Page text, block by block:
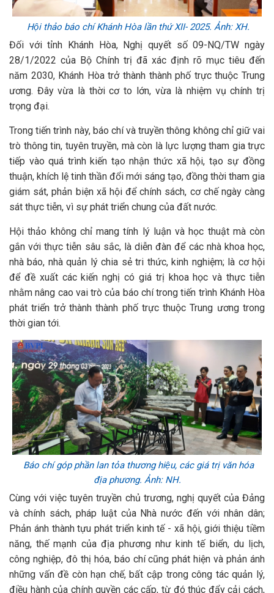
Hội thảo báo chí Khánh Hòa lần thứ XII- 2025. Ảnh: XH.
Đối với tỉnh Khánh Hòa, Nghị quyết số 09-NQ/TW ngày
28/1/2022 của Bộ Chính trị đã xác định rõ mục tiêu đến
năm 2030, Khánh Hòa trở thành thành phố trực thuộc Trung
ương. Đây vừa là thời cơ to lớn, vừa là nhiệm vụ chính trị
trọng đại.
Trong tiến trình này, báo chí và truyền thông không chỉ giữ vai
trò thông tin, tuyên truyền, mà còn là lực lượng tham gia trực
tiếp vào quá trình kiến tạo nhận thức xã hội, tạo sự đồng
thuận, khích lệ tinh thần đổi mới sáng tạo, đồng thời tham gia
giám sát, phản biện xã hội để chính sách, cơ chế ngày càng
sát thực tiễn, vì sự phát triển chung của đất nước.
Hội thảo không chỉ mang tính lý luận và học thuật mà còn
gắn với thực tiễn sâu sắc, là diễn đàn để các nhà khoa học,
nhà báo, nhà quản lý chia sẻ tri thức, kinh nghiệm; là cơ hội
để đề xuất các kiến nghị có giá trị khoa học và thực tiễn
nhằm nâng cao vai trò của báo chí trong tiến trình Khánh Hòa
phát triển trở thành thành phố trực thuộc Trung ương trong
thời gian tới.
Báo chí góp phần lan tỏa thương hiệu, các giá trị văn hóa
địa phương. Ảnh: NH.
Cùng với việc tuyên truyền chủ trương, nghị quyết của Đảng
và chính sách, pháp luật của Nhà nước đến với nhân dân;
Phản ánh thành tựu phát triển kinh tế - xã hội, giới thiệu tiềm
năng, thế mạnh của địa phương như kinh tế biển, du lịch,
công nghiệp, đô thị hóa, báo chí cũng phát hiện và phản ánh
những vấn đề còn hạn chế, bất cập trong công tác quản lý,
điều hành của chính quyền các cấp, từ đó thúc đẩy cải cách,